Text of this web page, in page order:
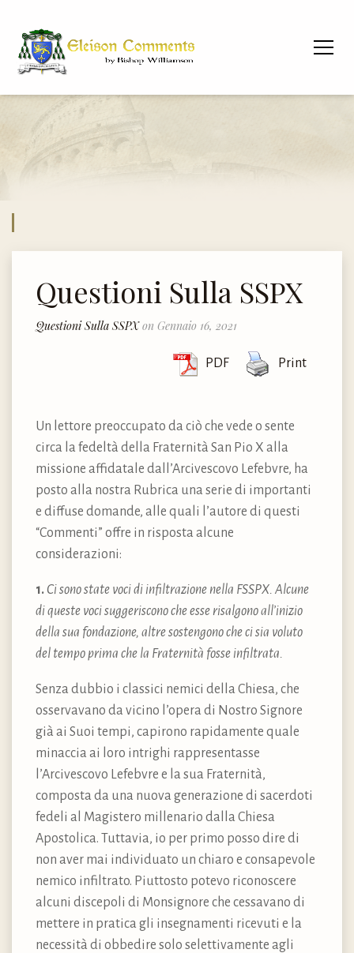
Questioni Sulla SSPX
Questioni Sulla SSPXon Gennaio 16, 2021
PDF Print
Un lettore preoccupato da ciò che vede o sente
circa la fedeltà della Fraternità San Pio X alla
missione affidatale dall’Arcivescovo Lefebvre, ha
posto alla nostra Rubrica una serie di importanti
e diffuse domande, alle quali l’autore di questi
“Commenti” offre in risposta alcune
considerazioni:
1. Ci sono state voci di infiltrazione nella FSSPX. Alcune
di queste voci suggeriscono che esse risalgono all’inizio
della sua fondazione, altre sostengono che ci sia voluto
del tempo prima che la Fraternità fosse infiltrata.
Senza dubbio i classici nemici della Chiesa, che
osservavano da vicino l’opera di Nostro Signore
già ai Suoi tempi, capirono rapidamente quale
minaccia ai loro intrighi rappresentasse
l’Arcivescovo Lefebvre e la sua Fraternità,
composta da una nuova generazione di sacerdoti
fedeli al Magistero millenario dalla Chiesa
Apostolica. Tuttavia, io per primo posso dire di
non aver mai individuato un chiaro e consapevole
nemico infiltrato. Piuttosto potevo riconoscere
alcuni discepoli di Monsignore che cessavano di
mettere in pratica gli insegnamenti ricevuti e la
necessità di obbedire solo selettivamente agli